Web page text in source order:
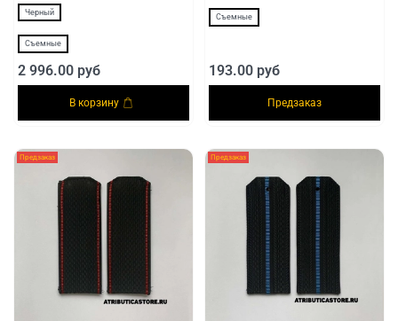
Черный
Съемные
2 996.00 руб
В корзину
Съемные
193.00 руб
Предзаказ
Предзаказ Предзаказ